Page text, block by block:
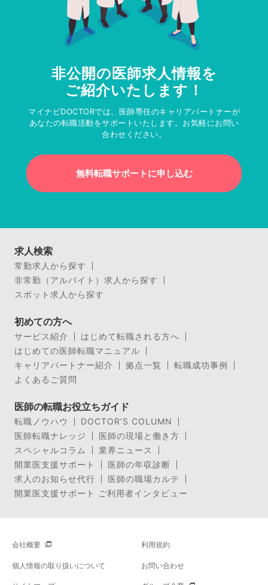
非公開の医師求人情報を
ご紹介いたします！
マイナビDOCTORでは、医師専任のキャリアパートナーが
あなたの転職活動をサポートいたします。お気軽にお問い
合わせください。
無料転職サポートに申し込む
求人検索
常勤求人から探す
非常勤（アルバイト）求人から探す
スポット求人から探す
初めての方へ
サービス紹介
はじめて転職される方へ
はじめての医師転職マニュアル
キャリアパートナー紹介
拠点一覧
転職成功事例
よくあるご質問
医師の転職お役立ちガイド
転職ノウハウ
DOCTOR’S COLUMN
医師転職ナレッジ
医師の現場と働き方
スペシャルコラム
業界ニュース
開業医支援サポート
医師の年収診断
求人のお知らせ代行
医師の職場カルテ
開業医支援サポート ご利用者インタビュー
会社概要 利用規約
個人情報の取り扱いについて お問い合わせ